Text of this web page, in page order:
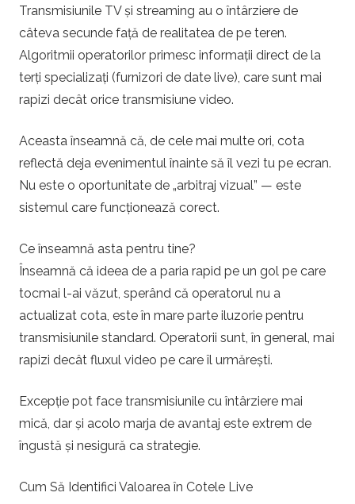
Transmisiunile TV și streaming au o întârziere de
câteva secunde față de realitatea de pe teren.
Algoritmii operatorilor primesc informații direct de la
terți specializați (furnizori de date live), care sunt mai
rapizi decât orice transmisiune video.
Aceasta înseamnă că, de cele mai multe ori, cota
reflectă deja evenimentul înainte să îl vezi tu pe ecran.
Nu este o oportunitate de „arbitraj vizual” — este
sistemul care funcționează corect.
Ce înseamnă asta pentru tine?
Înseamnă că ideea de a paria rapid pe un gol pe care
tocmai l-ai văzut, sperând că operatorul nu a
actualizat cota, este în mare parte iluzorie pentru
transmisiunile standard. Operatorii sunt, în general, mai
rapizi decât fluxul video pe care îl urmărești.
Excepție pot face transmisiunile cu întârziere mai
mică, dar și acolo marja de avantaj este extrem de
îngustă și nesigură ca strategie.
Cum Să Identifici Valoarea în Cotele Live